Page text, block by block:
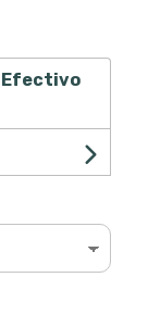
Efectivo